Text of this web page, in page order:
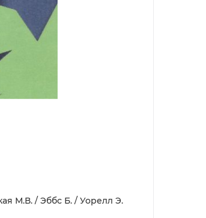
М.В. / Эббс Б. / Уорелл Э.